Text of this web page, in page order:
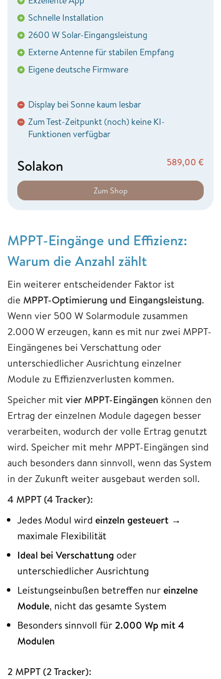
+ Schnelle Installation
+ 2600 W Solar-Eingangsleistung
+ Externe Antenne für stabilen Empfang
+ Eigene deutsche Firmware
− Display bei Sonne kaum lesbar
− Zum Test-Zeitpunkt (noch) keine KI-
Funktionen verfügbar
Solakon 589,00 €
Zum Shop
MPPT-Eingänge und Effizienz:
Warum die Anzahl zählt
Ein weiterer entscheidender Faktor ist
die MPPT-Optimierung und Eingangsleistung.
Wenn vier 500 W Solarmodule zusammen
2.000 W erzeugen, kann es mit nur zwei MPPT-
Eingängenes bei Verschattung oder
unterschiedlicher Ausrichtung einzelner
Module zu Effizienzverlusten kommen.
Speicher mit vier MPPT-Eingängen können den
Ertrag der einzelnen Module dagegen besser
verarbeiten, wodurch der volle Ertrag genutzt
wird. Speicher mit mehr MPPT-Eingängen sind
auch besonders dann sinnvoll, wenn das System
in der Zukunft weiter ausgebaut werden soll.
4 MPPT (4 Tracker):
Jedes Modul wird einzeln gesteuert →
maximale Flexibilität
Ideal bei Verschattung oder
unterschiedlicher Ausrichtung
Leistungseinbußen betreffen nureinzelne
Module, nicht das gesamte System
Besonders sinnvoll für 2.000 Wp mit 4
Modulen
2 MPPT (2 Tracker):